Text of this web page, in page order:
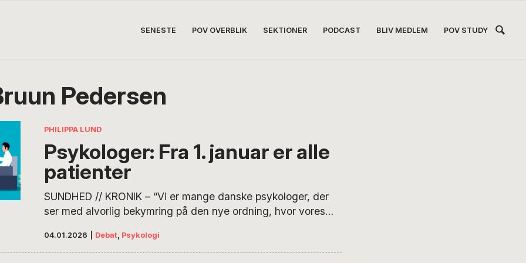
SENESTE POV OVERBLIK SEKTIONER PODCAST BLIV MEDLEM POV STUDY
Pedersen
PHILIPPA LUND
Psykologer: Fra 1. januar er alle
patienter
SUNDHED // KRONIK – “Vi er mange danske psykologer, der
ser med alvorlig bekymring på den nye ordning, hvor vores
over til Indenrigs- og Sundhedsministeriet. Vi frygter, at vi
mister retten til at gøre vores brede faglighed gældende og i
04.01.2026 Debat, Psykologi